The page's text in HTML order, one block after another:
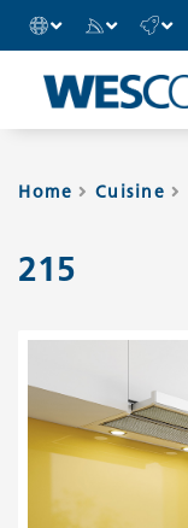
Home Cuisine
215